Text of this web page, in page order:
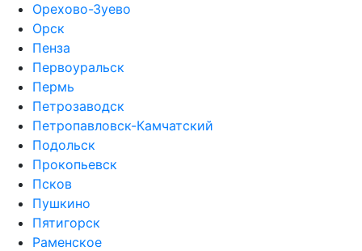
Орехово-Зуево
Орск
Пенза
Первоуральск
Пермь
Петрозаводск
Петропавловск-Камчатский
Подольск
Прокопьевск
Псков
Пушкино
Пятигорск
Раменское